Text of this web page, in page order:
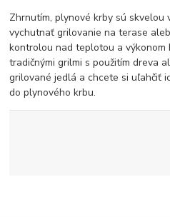
Zhrnutím, plynové krby sú skvelou
vychutnať grilovanie na terase
kontrolou nad teplotou a výkonom
tradičnými grilmi s použitím dreva
grilované jedlá a chcete si uľahčiť
do plynového krbu.